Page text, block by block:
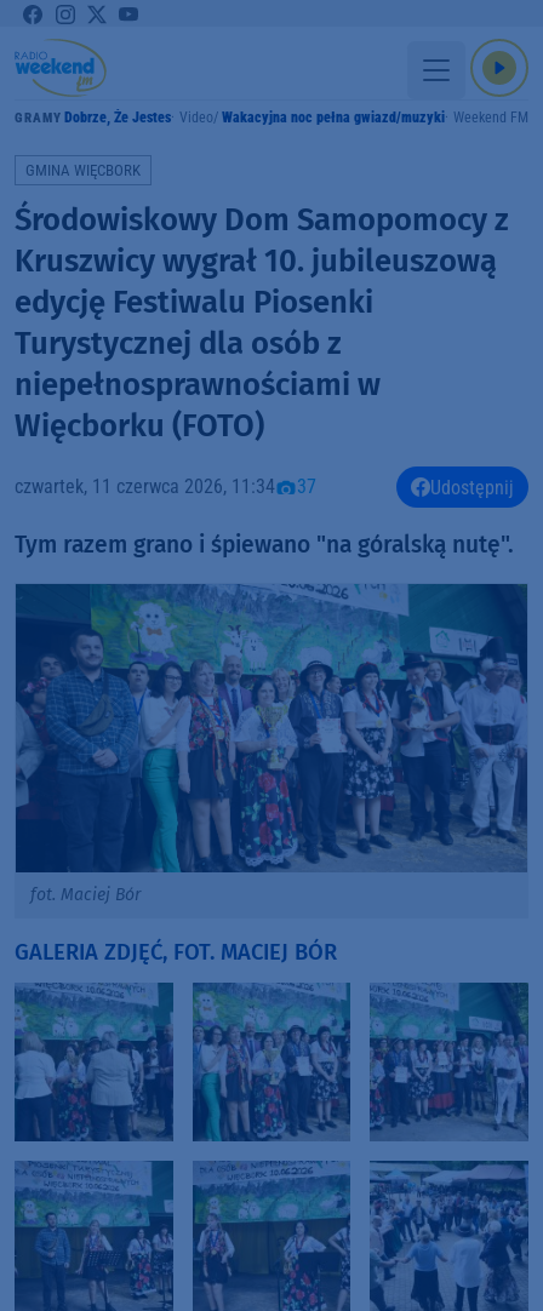
GRAMY Dobrze, Że Jestes Video Wakacyjna noc pełna gwiazd/muzyki Weekend FM
GMINA WIĘCBORK
Środowiskowy Dom Samopomocy z
Kruszwicy wygrał 10. jubileuszową
edycję Festiwalu Piosenki
Turystycznej dla osób z
niepełnosprawnościami w
Więcborku (FOTO)
czwartek, 11 czerwca 2026, 11:34 37 Udostępnij
Tym razem grano i śpiewano "na góralską nutę".
fot. Maciej Bór
GALERIA ZDJĘĆ, FOT. MACIEJ BÓR